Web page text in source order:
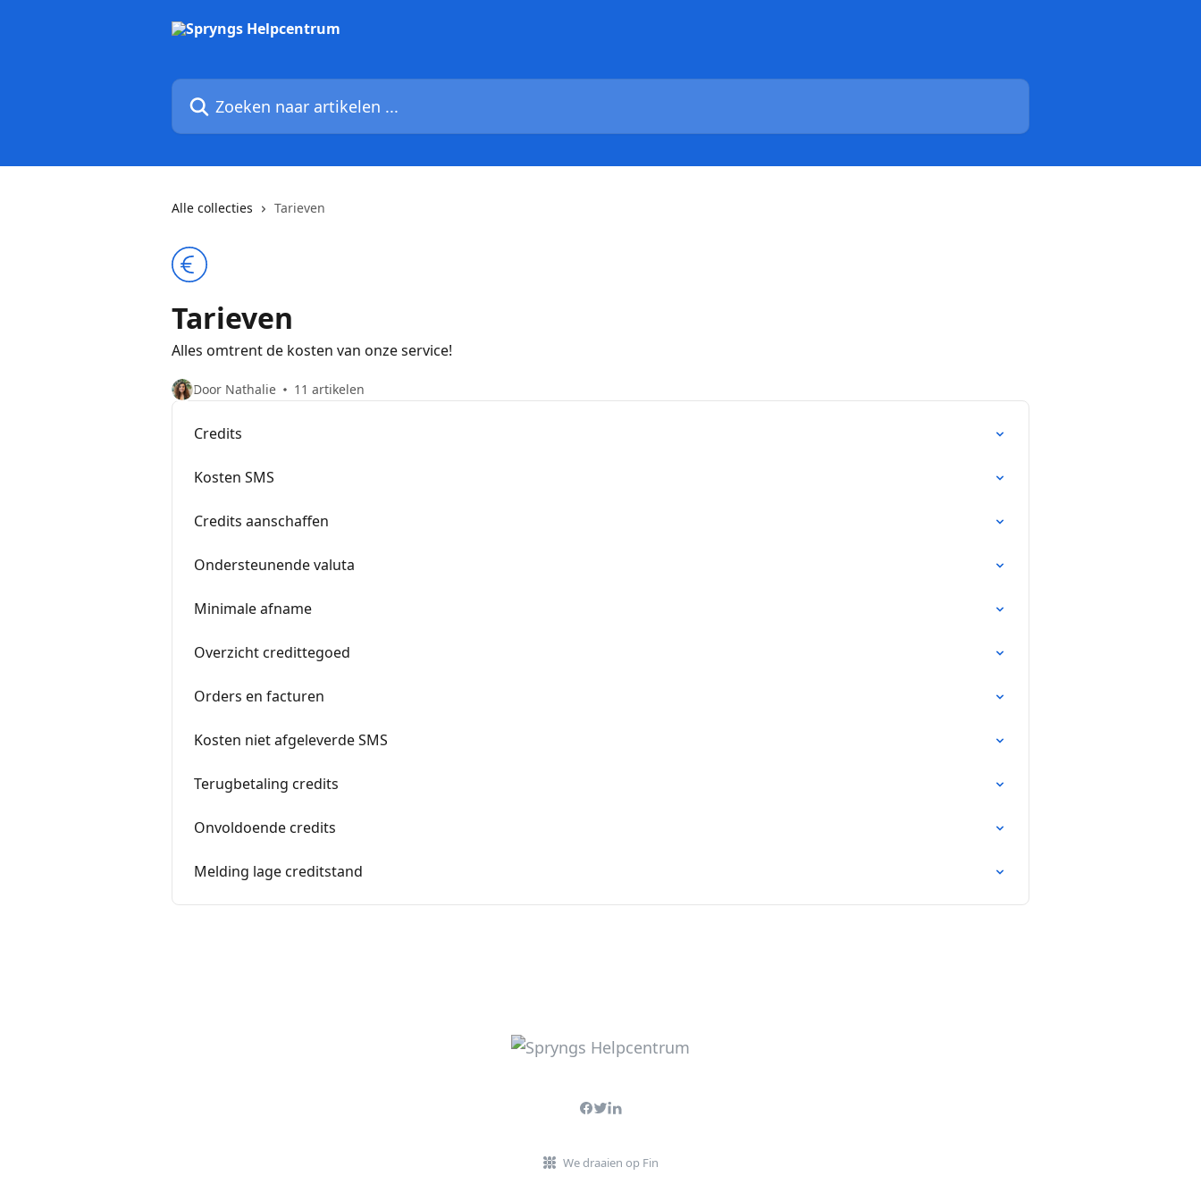
Zoeken naar artikelen ...
Alle collecties Tarieven
Tarieven
Alles omtrent de kosten van onze service!
Door Nathalie 11 artikelen
Credits
Kosten SMS
Credits aanschaffen
Ondersteunende valuta
Minimale afname
Overzicht credittegoed
Orders en facturen
Kosten niet afgeleverde SMS
Terugbetaling credits
Onvoldoende credits
Melding lage creditstand
We draaien op Fin